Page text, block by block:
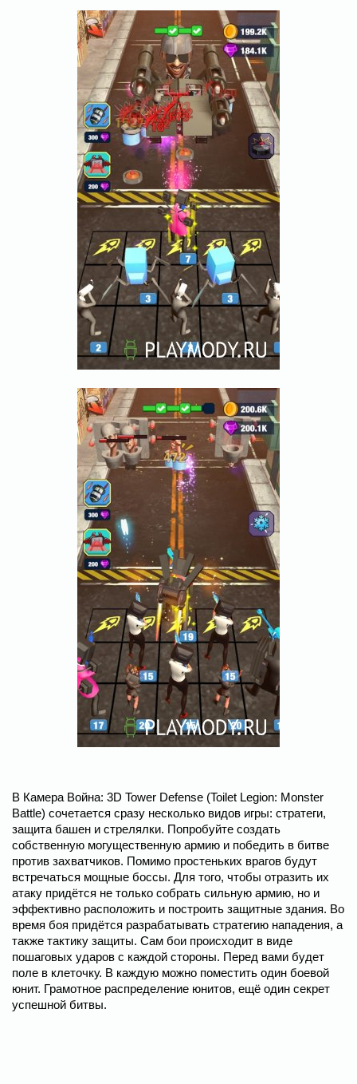
В Камера Война: 3D Tower Defense (Toilet Legion: Monster
Battle) сочетается сразу несколько видов игры: стратеги,
защита башен и стрелялки. Попробуйте создать
собственную могущественную армию и победить в битве
против захватчиков. Помимо простеньких врагов будут
встречаться мощные боссы. Для того, чтобы отразить их
атаку придётся не только собрать сильную армию, но и
эффективно расположить и построить защитные здания. Во
время боя придётся разрабатывать стратегию нападения, а
также тактику защиты. Сам бои происходит в виде
пошаговых ударов с каждой стороны. Перед вами будет
поле в клеточку. В каждую можно поместить один боевой
юнит. Грамотное распределение юнитов, ещё один секрет
успешной битвы.